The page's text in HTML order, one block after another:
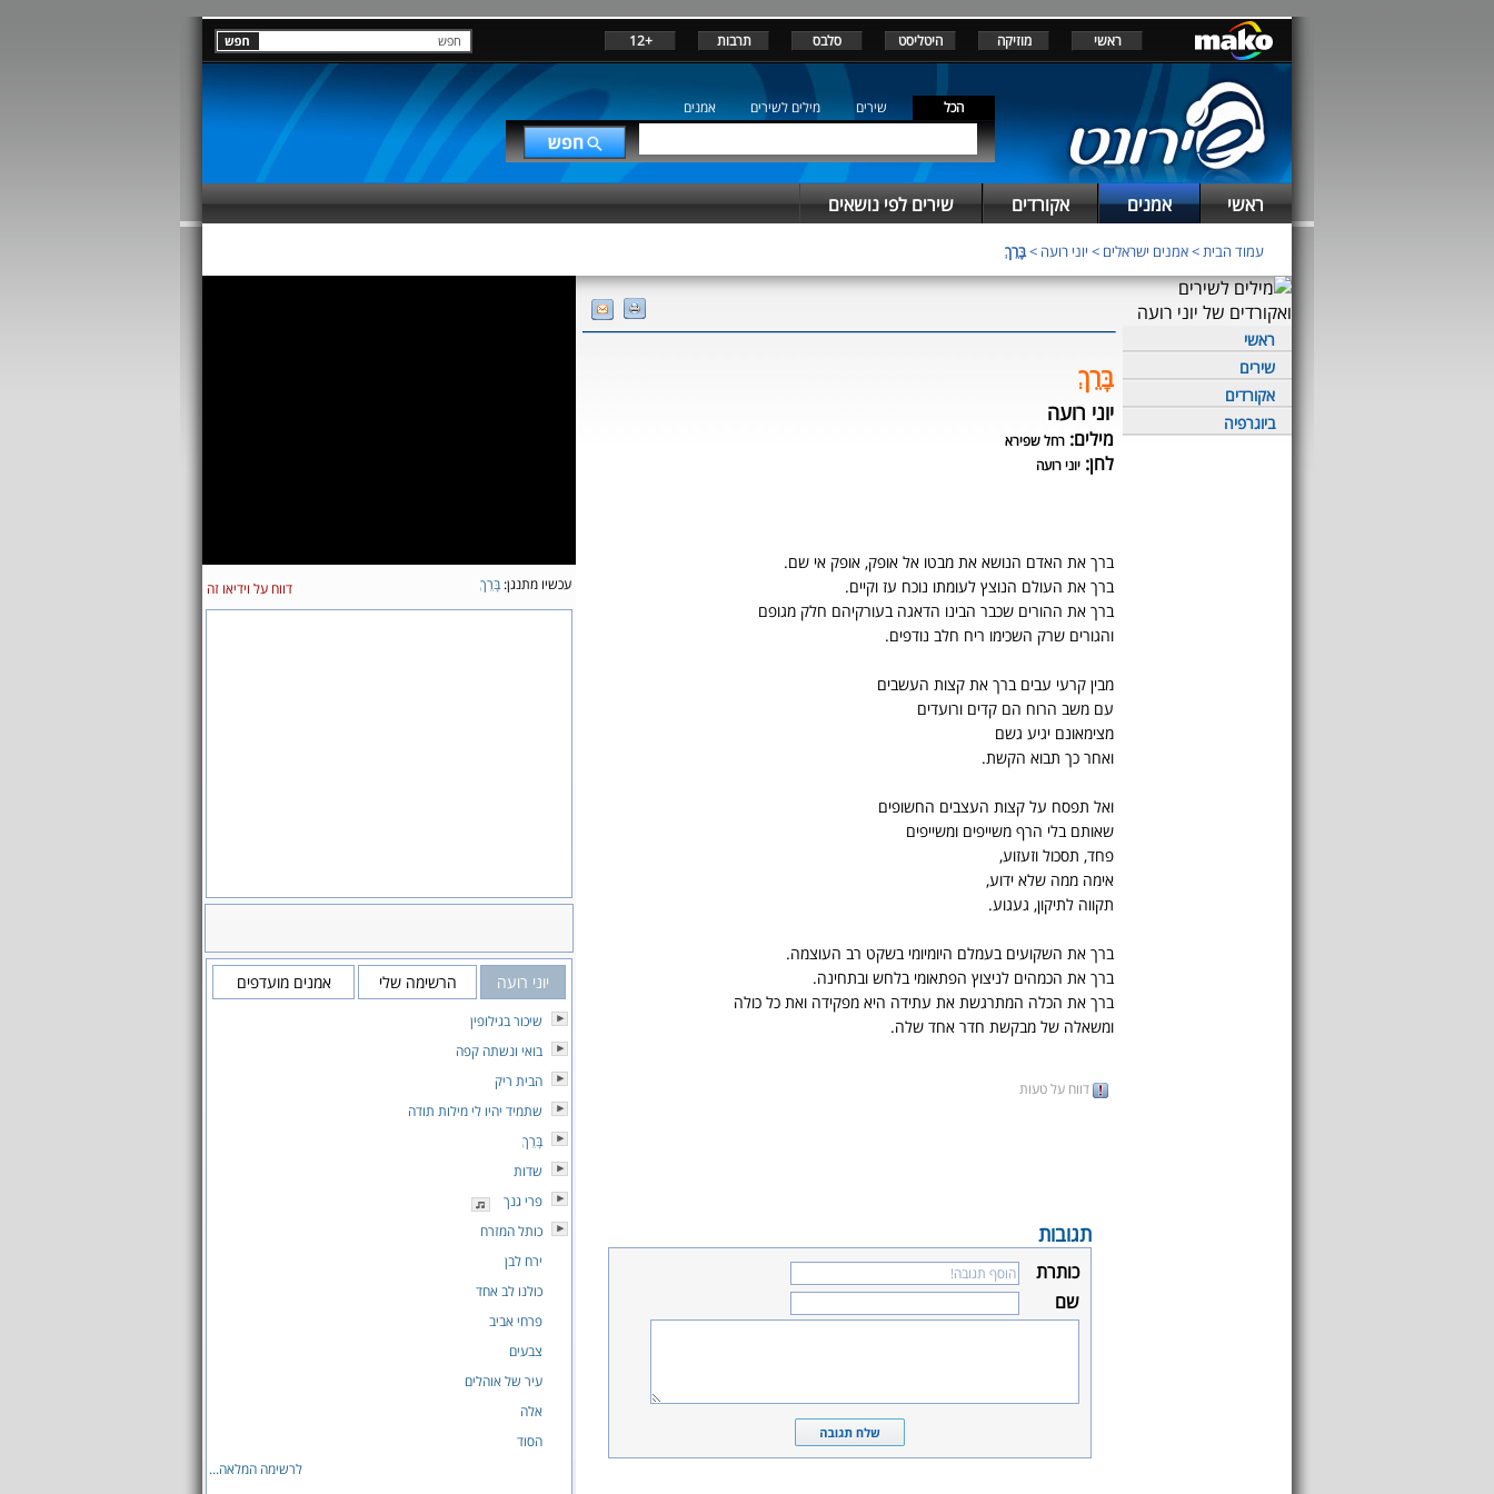
ראשי מוזיקה היטליסט סלבס תרבות +12
הכל שירים מילים לשירים אמנים
ראשי אמנים אקורדים שירים לפי נושאים
עמוד הבית>אמנים ישראלים > יוני רועה >בָּרֵךְ
ראשי
שירים
אקורדים
ביוגרפיה
בָּרֵךְ
יוני רועה
מילים: רחל שפירא
לחן: יוני רועה
ברך את האדם הנושא את מבטו אל אופק, אופק אי שם.
ברך את העולם הנוצץ לעומתו נוכח עז וקיים.
ברך את ההורים שכבר הבינו הדאגה בעורקיהם חלק מגופם
והגורים שרק השכימו ריח חלב נודפים.
מבין קרעי עבים ברך את קצות העשבים
עם משב הרוח הם קדים ורועדים
מצימאונם יגיע גשם
ואחר כך תבוא הקשת.
ואל תפסח על קצות העצבים החשופים
שאותם בלי הרף משייפים ומשייפים
פחד, תסכול וזעזוע,
אימה ממה שלא ידוע,
תקווה לתיקון, געגוע.
ברך את השקועים בעמלם היומיומי בשקט רב העוצמה.
ברך את הכמהים לניצוץ הפתאומי בלחש ובתחינה.
ברך את הכלה המתרגשת את עתידה היא מפקידה ואת כל כולה
ומשאלה של מבקשת חדר אחד שלה.
דווח על טעות
תגובות
כותרת
שם
עכשיו מתנגן: בָּרֵךְ דווח על וידיאו זה
יוני רועה הרשימה שלי אמנים מועדפים
שיכור בגילופין
בואי ונשתה קפה
הבית ריק
שתמיד יהיו לי מילות תודה
בָּרֵךְ
שדות
פרי גנך
כותל המזרח
ירח לבן
כולנו לב אחד
פרחי אביב
צבעים
עיר של אוהלים
אלה
הסוד
לרשימה המלאה...